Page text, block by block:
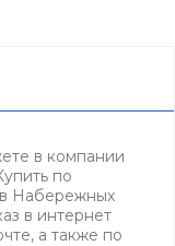
в компании
по
Набережных
в интернет
а также по